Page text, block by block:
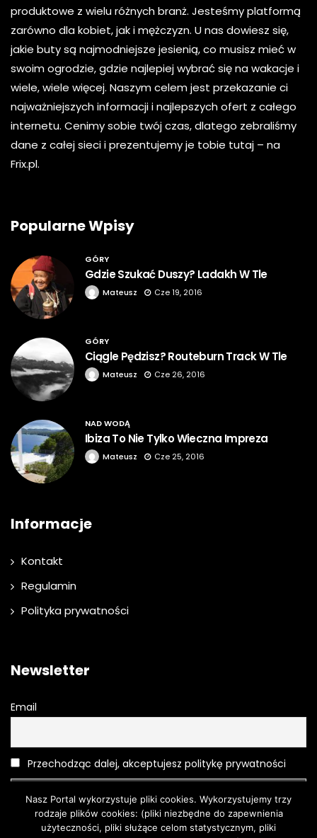
produktowe z wielu różnych branż. Jesteśmy platformą
zarówno dla kobiet, jak i mężczyzn. U nas dowiesz się,
jakie buty są najmodniejsze jesienią, co musisz mieć w
swoim ogrodzie, gdzie najlepiej wybrać się na wakacje i
wiele, wiele więcej. Naszym celem jest przekazanie ci
najważniejszych informacji i najlepszych ofert z całego
internetu. Cenimy sobie twój czas, dlatego zebraliśmy
dane z całej sieci i prezentujemy je tobie tutaj – na
Frix.pl.
Popularne Wpisy
GÓRY
Gdzie Szukać Duszy? Ladakh W Tle
Mateusz Cze 19, 2016
GÓRY
Ciągle Pędzisz? Routeburn Track W Tle
Mateusz Cze 26, 2016
NAD WODĄ
Ibiza To Nie Tylko Wieczna Impreza
Mateusz Cze 25, 2016
Informacje
Kontakt
Regulamin
Polityka prywatności
Newsletter
Email
Przechodząc dalej, akceptujesz politykę prywatności
Nasz Portal wykorzystuje pliki cookies. Wykorzystujemy trzy
rodzaje plików cookies: (pliki niezbędne do zapewnienia
użyteczności, pliki służące celom statystycznym, pliki